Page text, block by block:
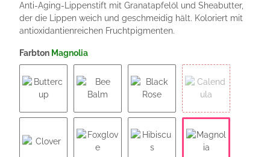
Anti-Aging-Lippenstift mit Granatapfelöl und Sheabutter,
der die Lippen weich und geschmeidig hält. Koloriert mit
antioxidantienreichen Fruchtpigmenten.
Farbton Magnolia
Buttercup Bee Balm Black Rose Calendula